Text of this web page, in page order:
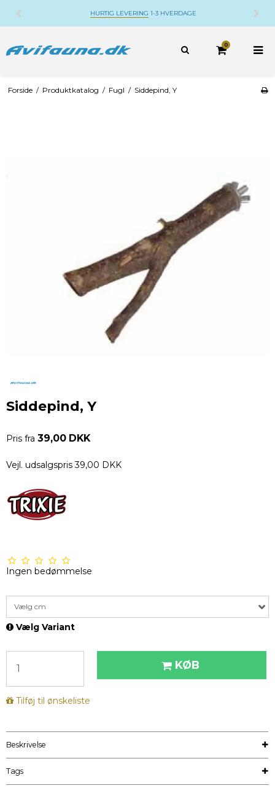
DANSK WEBSHOPBELIGGENDE PÅ DJURSLAND
0
Forside / Produktkatalog / Fugl / Siddepind, Y
Siddepind, Y
Pris fra 39,00 DKK
Vejl. udsalgspris 39,00 DKK
Ingen bedømmelse
Vælg cm
Vælg Variant
KØB
Tilføj til ønskeliste
Beskrivelse
Tags